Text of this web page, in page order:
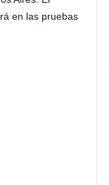
en las pruebas